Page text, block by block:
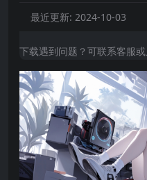
最近更新: 2024-10-03
下载遇到问题？可联系客服